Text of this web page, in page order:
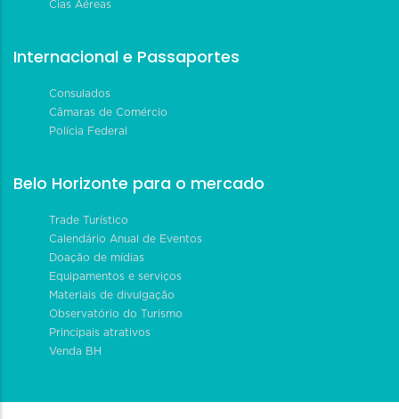
Cias Aéreas
Internacional e Passaportes
Consulados
Câmaras de Comércio
Polícia Federal
Belo Horizonte para o mercado
Trade Turístico
Calendário Anual de Eventos
Doação de mídias
Equipamentos e serviços
Materiais de divulgação
Observatório do Turismo
Principais atrativos
Venda BH